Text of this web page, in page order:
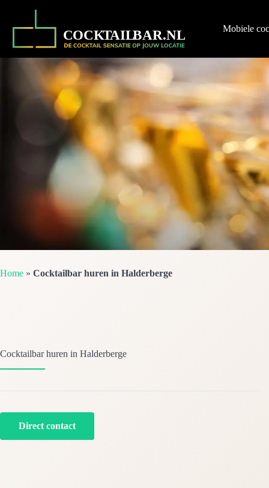
Mobiele
Home » Cocktailbar huren in Halderberge
Cocktailbar huren in Halderberge
Direct contact